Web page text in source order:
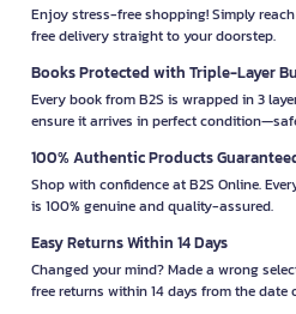
Enjoy stress-free shopping! Simply
free delivery straight to your doorstep.
Books Protected with Triple-Layer
Every book from B2S is wrapped in 3
ensure it arrives in perfect
100% Authentic Products
Shop with confidence at B2S Online.
is 100% genuine and quality-assured.
Easy Returns Within 14 Days
Changed your mind? Made a wrong
free returns within 14 days from the date